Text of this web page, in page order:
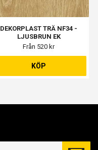
DEKORPLAST TRÄ NF34 -
LJUSBRUN EK
Från 520 kr
KÖP